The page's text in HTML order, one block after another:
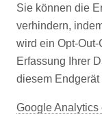
Sie können die
verhindern,
wird ein Opt-
Erfassung Ihrer
diesem Endgerät
Google Analytics